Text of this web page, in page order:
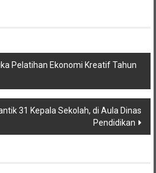
Pelatihan Ekonomi Kreatif Tahun
31 Kepala Sekolah, di Aula Dinas
Pendidikan